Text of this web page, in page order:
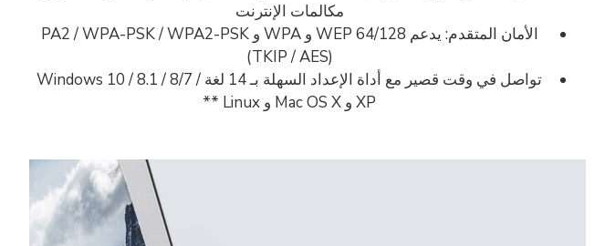
مكالمات الإنترنت
الأمان المتقدم: يدعم 64/128 WEP و WPA و PA2 / WPA-PSK / WPA2-PSK
(TKIP / AES)
تواصل في وقت قصير مع أداة الإعداد السهلة بـ 14 لغة
Windows 10 / 8.1 / 8/7 /
XP و Mac OS X و Linux **